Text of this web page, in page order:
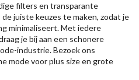
filters en transparante
juiste keuzes te maken, zodat je
minimaliseert. Met iedere
je bij aan een schonere
industrie. Bezoek ons
mode voor plus size en grote